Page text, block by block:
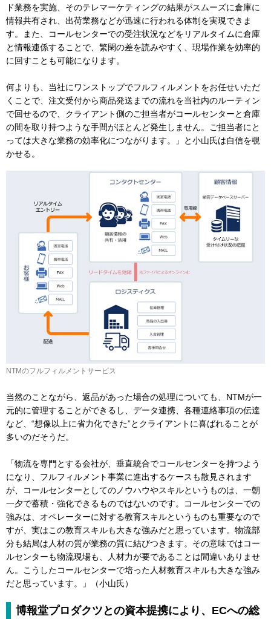
ド業務を実施、そのテレマーケティングの結果がスムーズに倉庫に
情報共有され、出荷業務などが迅速に行われる体制を実現できま
す。また、コールセンターでの受注状況などをリアルタイムに倉庫
と情報連係することで、繁閑の差を読みやすく、現場作業を効率的
に回すことも可能になります。
何よりも、当社にワンストップでフルフィルメントをお任せいただ
くことで、注文受付から商品発送までの流れを当社内のルーティン
で回せるので、クライアント側のご担当者がコールセンターと倉庫
の間を取り持つような手間がほとんど発生しません。ご担当者にと
っては大きな業務の効率化につながります。」と小山氏は自信を覗
かせる。
NTMのフルフィルメントサービス
当然のことながら、返品があった場合の処理についても、NTMが一
元的に管理することができるし、データ連携、各種連絡事項の伝達
など、“想像以上に省力化できた”とクライアントに喜ばれることが
多いのだそうだ。
「物流を専門とする会社が、垂直統合でコールセンターを持つよう
になり、フルフィルメント事業に進出するケースも散見されます
が、コールセンターとしてのノウハウやスキルというものは、一朝
一夕で蓄積・強化できるものではないのです。コールセンターでの
強みは、オペレーターに対する教育スキルというものも重要なので
すが、実はこの教育スキルも大きな強みだと思っています。物流部
分も結局は人材の質が業務の質に結びつきます。その意味ではコー
ルセンターも物流現場も、人材力が要であることは間違いありませ
ん。こうしたコールセンターで培った人材教育スキルも大きな強み
だと思っています。」（小山氏）
博報堂プロダクツとの資本提携により、ECへの総